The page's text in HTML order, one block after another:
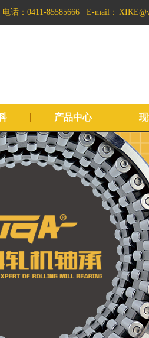
电话：0411-85585666 E-mail：
产品中心